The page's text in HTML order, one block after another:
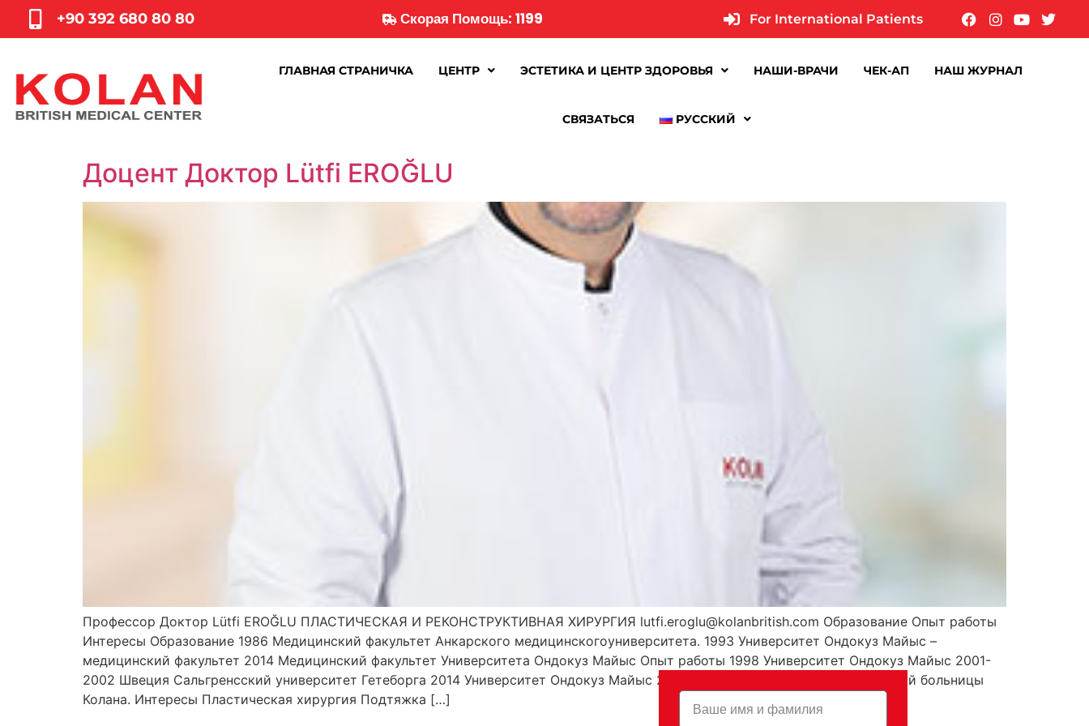
+90 392 680 80 80 Скорая Помощь: 1199 For International Patients
ГЛАВНАЯ СТРАНИЧКА ЦЕНТР ЭСТЕТИКА И ЦЕНТР ЗДОРОВЬЯ НАШИ-ВРАЧИ ЧЕК-АП НАШ ЖУРНАЛ
СВЯЗАТЬСЯ РУССКИЙ
Доцент Доктор Lütfi EROĞLU
Профессор Доктор Lütfi EROĞLU ПЛАСТИЧЕСКАЯ И РЕКОНСТРУКТИВНАЯ ХИРУРГИЯ lutfi.eroglu@kolanbritish.com Образование Опыт работы
Интересы Образование 1986 Медицинский факультет Анкарского медицинскогоуниверситета. 1993 Университет Ондокуз Майыс –
медицинский факультет 2014 Медицинский факультет Университета Ондокуз Майыс Опыт работы 1998 Университет Ондокуз Майыс 2001-
2002 Швеция Сальгренсский университет Гетеборга 2014 Университет Ондокуз Майыс 2023-Продолжение работы Британской больницы
Колана. Интересы Пластическая хирургия Подтяжка […]